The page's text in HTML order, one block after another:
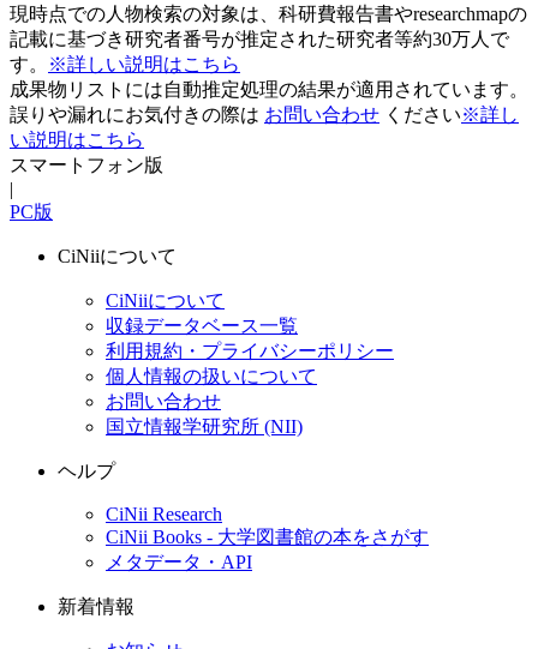
現時点での人物検索の対象は、科研費報告書やresearchmapの
記載に基づき研究者番号が推定された研究者等約30万人で
す。
※詳しい説明はこちら
成果物リストには自動推定処理の結果が適用されています。
誤りや漏れにお気付きの際は お問い合わせ ください※詳し
い説明はこちら
スマートフォン版
|
PC版
CiNiiについて
CiNiiについて
収録データベース一覧
利用規約・プライバシーポリシー
個人情報の扱いについて
お問い合わせ
国立情報学研究所 (NII)
ヘルプ
CiNii Research
CiNii Books - 大学図書館の本をさがす
メタデータ・API
新着情報